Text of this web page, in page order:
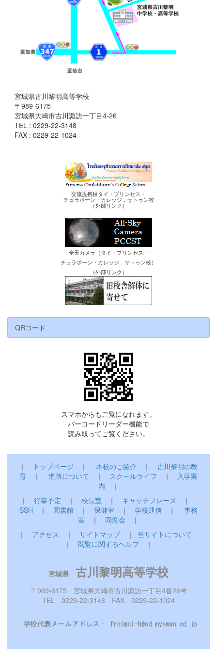
宮城県古川黎明高等学校
〒989-6175
宮城県大崎市古川諏訪一丁目4-26
TEL : 0229-22-3148
FAX : 0229-22-1024
交流提携校タイ・プリンセス・
チュラポーン・カレッジ，サトゥン校
（外部リンク）
全天カメラ（タイ・プリンセス・
チュラポーン・カレッジ，サトゥン校）
（外部リンク）
QRコード
スマホからもご覧になれます。
バーコードリーダー機能で
読み取ってご覧ください。
｜ トップページ ｜ 本校のご紹介 ｜ 古川黎明の教
育 ｜ 進路について ｜ スクールライフ ｜
入学案
内 ｜
｜ 行事予定 ｜ 校長室 ｜ キャッチフレーズ ｜
SSH ｜ 図書館 ｜ 保健室 ｜ 学校通信 ｜ 事務
室 ｜ 同窓会 ｜
｜ アクセス ｜ サイトマップ｜ 当サイトについて
｜ 閲覧に関するヘルプ｜
宮城県 古川黎明高等学校
〒989-6175 宮城県大崎市古川諏訪一丁目4番26号
TEL 0229-22-3148 FAX 0229-22-1024